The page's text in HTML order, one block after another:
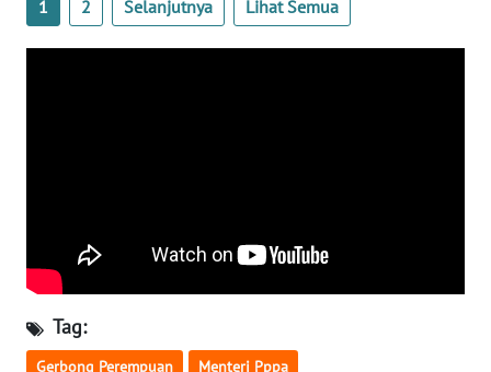
1 2 Selanjutnya Lihat Semua
Tag:
Gerbong Perempuan Menteri Pppa
WN
BABEL
BENGKULU
WN